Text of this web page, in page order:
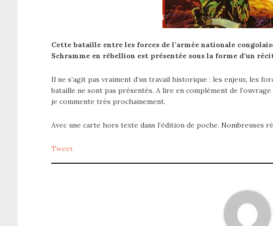
Cette bataille entre les forces de l’armée nationale
Schramme en rébellion est présentée sous la forme d’un
Il ne s’agit pas vraiment d’un travail historique : les enjeux, les
bataille ne sont pas présentés. A lire en complément de
je commente très prochainement.
Avec une carte hors texte dans l’édition de poche. Nombreuses
Tweet